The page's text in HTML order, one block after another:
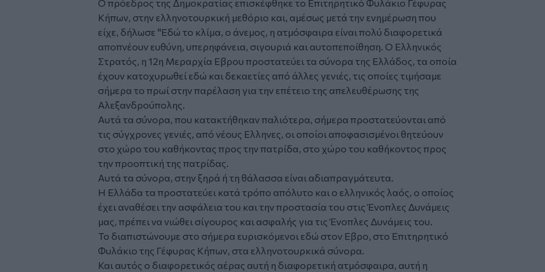
Ο πρόεδρος της Δημοκρατίας επισκέφθηκε το Επιτηρητικό Φυλάκιο Γέφυρας
Κήπων, στην ελληνοτουρκική μεθόριο και, αμέσως μετά την ενημέρωση που
είχε, δήλωσε "Εδώ το κλίμα, ο άνεμος, η ατμόσφαιρα είναι πολύ διαφορετικά
αποπνέουν ευθύνη, υπερηφάνεια, σιγουριά και αυτοπεποίθηση. Ο Ελληνικός
Στρατός, η 12η Μεραρχία Εβρου προστατεύει τα σύνορα της Ελλάδος, τα οποία
έχουν κατοχυρωθεί εδώ και δεκαετίες από άλλες γενιές, τις οποίες τιμήσαμε
σήμερα το πρωί στην παρέλαση για την επέτειο της απελευθέρωσης της
Αλεξανδρούπολης.
Αυτά τα σύνορα, που κατακτήθηκαν παλιότερα, σήμερα προστατεύονται από
τις σύγχρονες γενιές, από νέους Ελληνες, οι οποίοι αποφασισμένοι θητεύουν
στο χώρο του καθήκοντας προς την πατρίδα, στο χώρο του καθήκοντος προς
την προοπτική της πατρίδας.
Αυτά τα σύνορα, στην ξηρά ή τη θάλασσα είναι αδιαπραγμάτευτα.
Η Ελλάδα τα προστατεύει κατά τρόπο απόλυτο και ο ελληνικός λαός, ο οποίος
έχει αναθέσει την ασφάλεια του και την προστασία του στις Ένοπλες Δυνάμεις
μας, πρέπει να νιώθει σίγουρος και ασφαλής για τις Ένοπλες Δυνάμεις του.
Το διαπιστώνουμε στο σήμερα ευρισκόμενοι εδώ στον Εβρο, στο Επιτηρητικό
Φυλάκιο της Γέφυρας Κήπων, στα ελληνοτουρκικά σύνορα.
Και αυτός ο διαφορετικός αέρας αυτή η διαφορετική ατμόσφαιρα, αυτή η